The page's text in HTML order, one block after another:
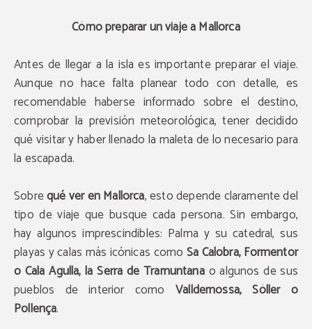
Cómo preparar un viaje a Mallorca
Antes de llegar a la isla es importante preparar el viaje.
Aunque no hace falta planear todo con detalle, es
recomendable haberse informado sobre el destino,
comprobar la previsión meteorológica, tener decidido
qué visitar y haber llenado la maleta de lo necesario para
la escapada.
Sobrequé ver en Mallorca, esto depende claramente del
tipo de viaje que busque cada persona. Sin embargo,
hay algunos imprescindibles: Palma y su catedral, sus
playas y calas más icónicas como Sa Calobra, Formentor
o Cala Agulla, la Serra de Tramuntanao algunos de sus
pueblos de interior comoValldemossa, Sóller o
Pollença.